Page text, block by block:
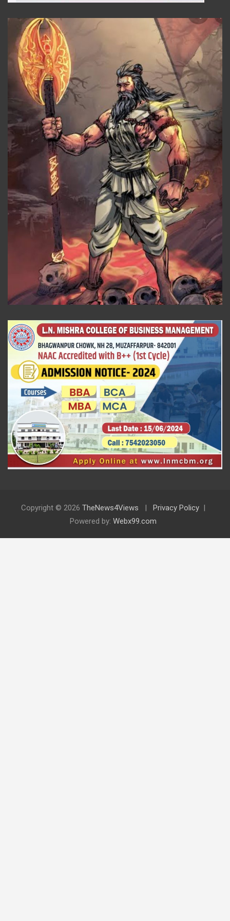
Copyright © 2026 TheNews4Views
Privacy Policy
Powered by: Webx99.com